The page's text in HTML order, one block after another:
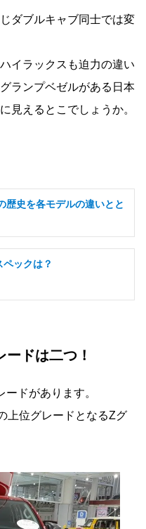
ダブルキャブ同士では変
イラックスも迫力の違い
ランプベゼルがある日本
見えるとこでしょうか。
歴史を各モデルの違いとと
ックは？
ドは二つ！
ドがあります。
上位グレードとなるZグ